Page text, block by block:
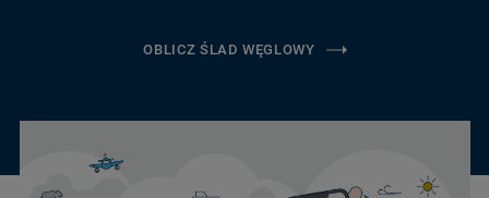
OBLICZ ŚLAD WĘGLOWY